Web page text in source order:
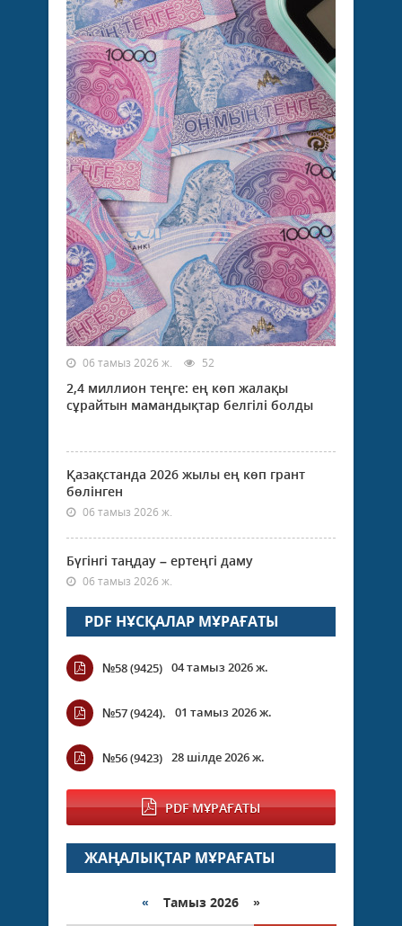
06 тамыз 2026 ж. 52
2,4 миллион теңге: ең көп жалақы
сұрайтын мамандықтар белгілі болды
Қазақстанда 2026 жылы ең көп грант
бөлінген
06 тамыз 2026 ж.
Бүгінгі таңдау – ертеңгі даму
06 тамыз 2026 ж.
PDF НҰСҚАЛАР МҰРАҒАТЫ
№58 (9425) 04 тамыз 2026 ж.
№57 (9424). 01 тамыз 2026 ж.
№56 (9423) 28 шілде 2026 ж.
PDF МҰРАҒАТЫ
ЖАҢАЛЫҚТАР МҰРАҒАТЫ
« Тамыз 2026 »